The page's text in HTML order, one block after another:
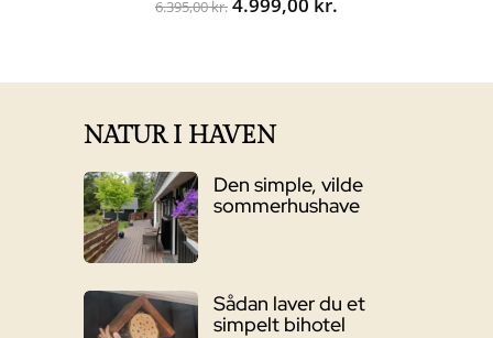
6.395,00kr.
NATUR I HAVEN
Den simple, vilde
sommerhushave
Sådan laver du et
simpelt bihotel